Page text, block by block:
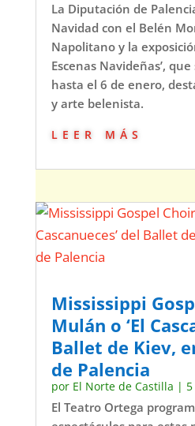
La Diputación de
Navidad con el Belén
Napolitano y la
Escenas Navideñas’,
hasta el 6 de enero,
y arte belenista.
leer más
Mississippi
Mulán o ‘El
Ballet de Kiev,
de Palencia
por El Norte de Castilla |
El Teatro Ortega